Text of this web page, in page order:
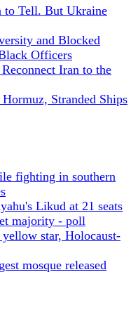
to Tell. But Ukraine
and Blocked
Officers
Iran to the
Stranded Ships
fighting in southern
Likud at 21 seats
majority - poll
star, Holocaust-
mosque released